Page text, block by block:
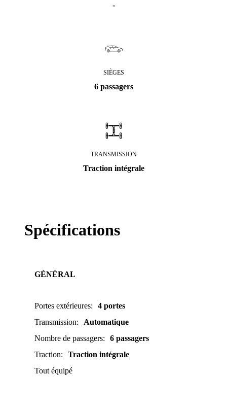
-
SIÈGES
6 passagers
TRANSMISSION
Traction intégrale
Spécifications
GÉNÉRAL
Portes extérieures:
4 portes
Transmission:
Automatique
Nombre de passagers:
6 passagers
Traction:
Traction intégrale
Tout équipé